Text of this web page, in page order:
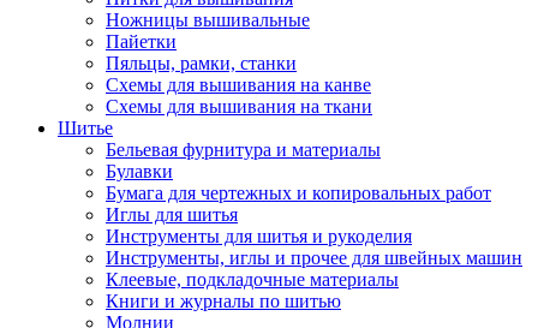
Ножницы вышивальные
Пайетки
Пяльцы, рамки, станки
Схемы для вышивания на канве
Схемы для вышивания на ткани
Шитье
Бельевая фурнитура и материалы
Булавки
Бумага для чертежных и копировальных работ
Иглы для шитья
Инструменты для шитья и рукоделия
Инструменты, иглы и прочее для швейных машин
Клеевые, подкладочные материалы
Книги и журналы по шитью
Молнии